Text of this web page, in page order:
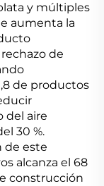
y múltiples
aumenta la
de
de productos
del aire
30 %.
de este
alcanza el 68
construcción